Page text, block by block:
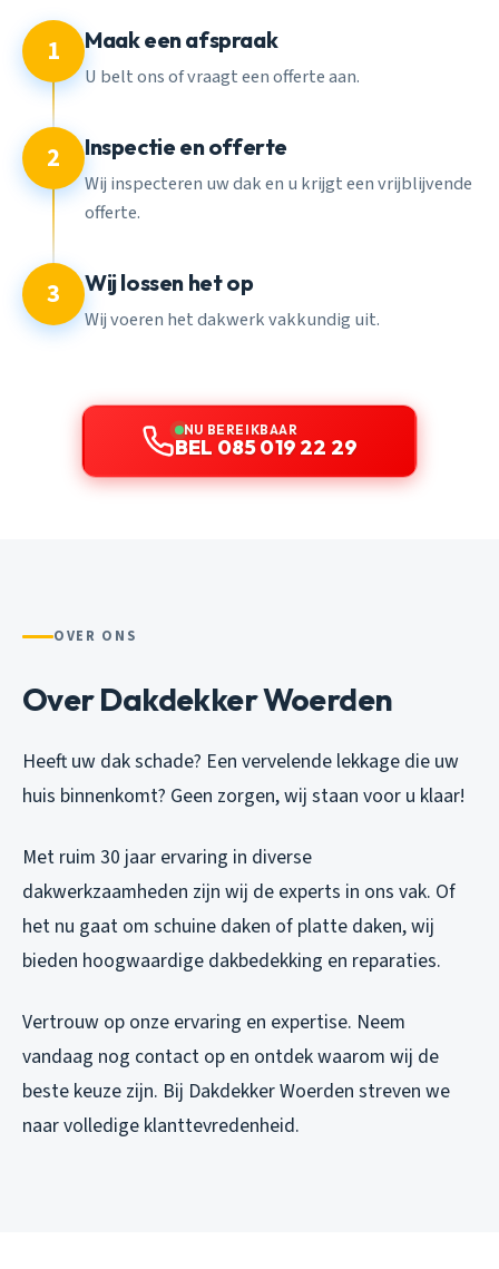
1 Maak een afspraak
U belt ons of vraagt een offerte aan.
2 Inspectie en offerte
Wij inspecteren uw dak en u krijgt een vrijblijvende
offerte.
3 Wij lossen het op
Wij voeren het dakwerk vakkundig uit.
NU BEREIKBAAR
BEL 085 019 22 29
OVER ONS
Over Dakdekker Woerden
Heeft uw dak schade? Een vervelende lekkage die uw
huis binnenkomt? Geen zorgen, wij staan voor u klaar!
Met ruim 30 jaar ervaring in diverse
dakwerkzaamheden zijn wij de experts in ons vak. Of
het nu gaat om schuine daken of platte daken, wij
bieden hoogwaardige dakbedekking en reparaties.
Vertrouw op onze ervaring en expertise. Neem
vandaag nog contact op en ontdek waarom wij de
beste keuze zijn. Bij Dakdekker Woerden streven we
naar volledige klanttevredenheid.